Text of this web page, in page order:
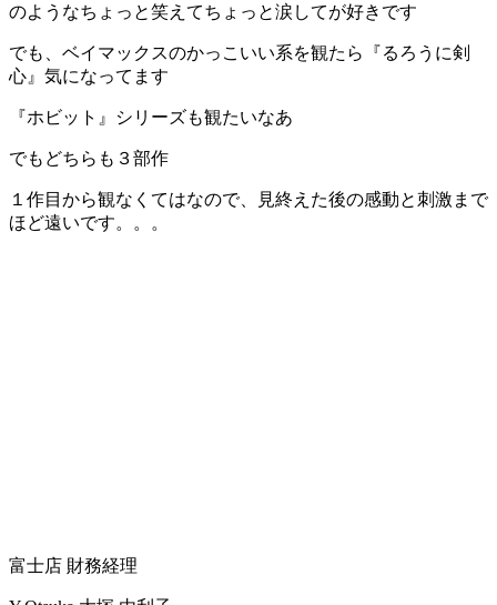
のようなちょっと笑えてちょっと涙してが好きです
でも、ベイマックスのかっこいい系を観たら『るろうに剣
心』気になってます
『ホビット』シリーズも観たいなあ
でもどちらも３部作
１作目から観なくてはなので、見終えた後の感動と刺激まで
ほど遠いです。。。
富士店 財務経理